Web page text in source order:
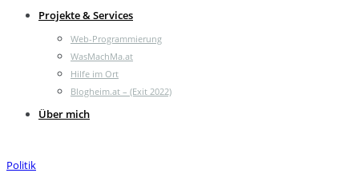
Projekte & Services
Web-Programmierung
WasMachMa.at
Hilfe im Ort
Blogheim.at – (Exit 2022)
Über mich
Politik